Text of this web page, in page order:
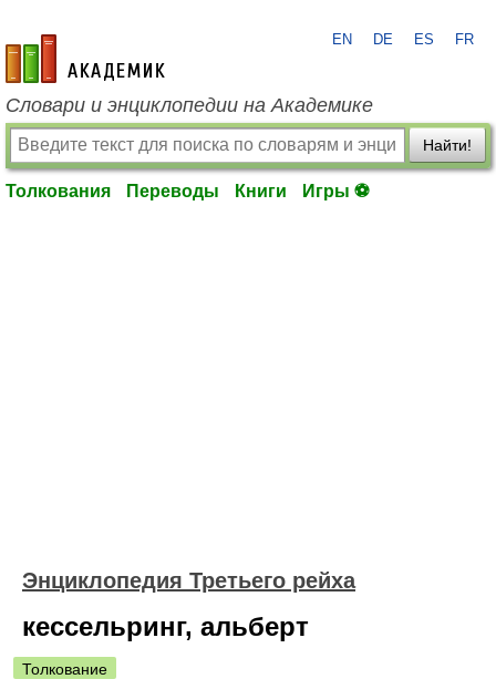
academic.ru
EN DE ES FR
Словари и энциклопедии на Академике
Найти!
Толкования Переводы Книги Игры ⚽
Энциклопедия Третьего рейха
кессельринг, альберт
Толкование